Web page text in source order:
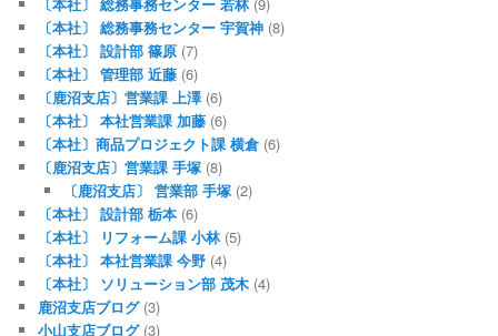
〔本社〕 総務事務センター 宇賀神 (8)
〔本社〕 設計部 篠原 (7)
〔本社〕 管理部 近藤 (6)
〔鹿沼支店〕営業課 上澤(6)
〔本社〕 本社営業課 加藤 (6)
〔本社〕商品プロジェクト課 横倉 (6)
〔鹿沼支店〕営業課 手塚 (8)
〔鹿沼支店〕 営業部 手塚(2)
〔本社〕 設計部 栃本 (6)
〔本社〕 リフォーム課 小林(5)
〔本社〕 本社営業課 今野 (4)
〔本社〕 ソリューション部 茂木 (4)
鹿沼支店ブログ(3)
小山支店ブログ(3)